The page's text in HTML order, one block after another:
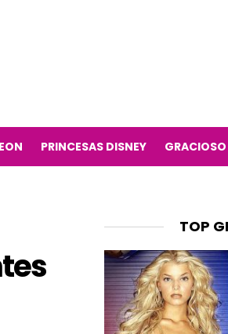
PRINCESAS DISNEY GRACIOSO
TOP